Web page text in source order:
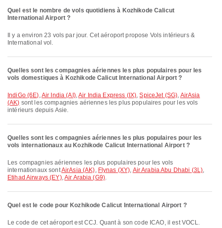
Quel est le nombre de vols quotidiens à Kozhikode Calicut
International Airport ?
International vol.
Quelles sont les compagnies aériennes les plus populaires pour les
vols domestiques à Kozhikode Calicut International Airport ?
IndiGo (6E),Air India (AI),Air India Express (IX),SpiceJet (SG), AirAsia
(AK) sont les compagnies aériennes les plus populaires pour les vols
intérieurs depuis Asie.
Quelles sont les compagnies aériennes les plus populaires pour les
vols internationaux au Kozhikode Calicut International Airport ?
Les compagnies aériennes les plus populaires pour les vols
internationaux sontAirAsia (AK), Flynas (XY), Air Arabia Abu Dhabi (3L),
Etihad Airways (EY),Air Arabia (G9).
Quel est le code pour Kozhikode Calicut International Airport ?
Le code de cet aéroport est CCJ. Quant à son code ICAO, il est VOCL.